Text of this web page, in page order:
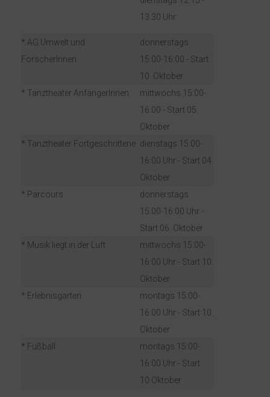
13.30 Uhr
* AG Umwelt und
ForscherInnen
donnerstags
15:00-16:00 - Start
10. Oktober
* Tanztheater AnfängerInnen
mittwochs 15:00-
16:00 - Start 05.
Oktober
* Tanztheater Fortgeschrittene dienstags 15:00-
16:00 Uhr - Start 04.
Oktober
* Parcours
donnerstags
15:00-16:00 Uhr -
Start 06. Oktober
* Musik liegt in der Luft
mittwochs 15:00-
16:00 Uhr - Start 10.
Oktober
* Erlebnisgarten
montags 15:00-
16:00 Uhr - Start 10.
Oktober
* Fußball
montags 15:00-
16:00 Uhr - Start
10.Oktober